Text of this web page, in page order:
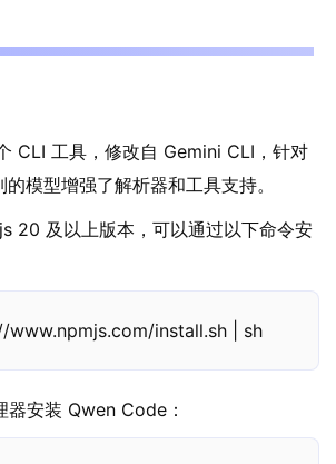
CLI 工具，修改自 Gemini CLI，针对
模型增强了解析器和工具支持。
20 及以上版本，可以通过以下命令安
install.sh | sh
安装 Qwen Code：